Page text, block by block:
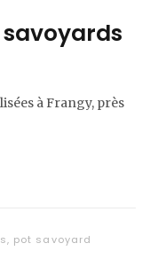
savoyards
à Frangy, près
, pot savoyard